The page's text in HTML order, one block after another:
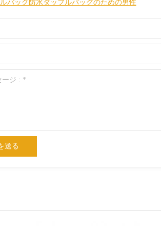
バッグ防水ダッフルバッグのための男性